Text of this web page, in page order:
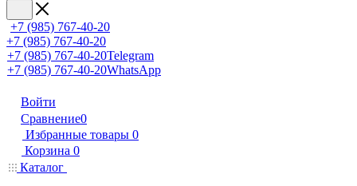
+7 (985) 767-40-20
+7 (985) 767-40-20
+7 (985) 767-40-20Telegram
+7 (985) 767-40-20WhatsApp
Войти
Сравнение0
Избранные товары 0
Корзина 0
Каталог